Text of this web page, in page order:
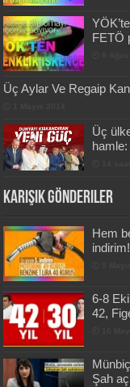
FETÖ
Üç Aylar Ve Regaip
Üç
hamle:
Karışık Gönderiler
Hem
indirim!
6-8
42,
Şah